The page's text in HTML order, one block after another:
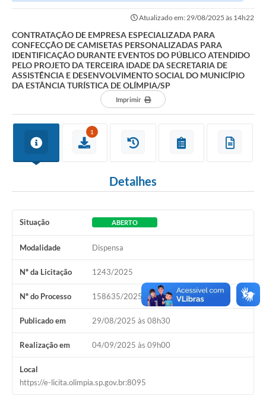
Atualizado em: 29/08/2025 às 14h22
CONTRATAÇÃO DE EMPRESA ESPECIALIZADA PARA
CONFECÇÃO DE CAMISETAS PERSONALIZADAS PARA
IDENTIFICAÇÃO DURANTE EVENTOS DO PÚBLICO ATENDIDO
PELO PROJETO DA TERCEIRA IDADE DA SECRETARIA DE
ASSISTÊNCIA E DESENVOLVIMENTO SOCIAL DO MUNICÍPIO
DA ESTÂNCIA TURÍSTICA DE OLÍMPIA/SP
Imprimir
1
Detalhes
Situação ABERTO
Modalidade Dispensa
Nº da Licitação 1243/2025
Nº do Processo 158635/2025
Publicado em 29/08/2025 às 08h30
Realização em 04/09/2025 às 09h00
Local
https://e-licita.olimpia.sp.gov.br:8095